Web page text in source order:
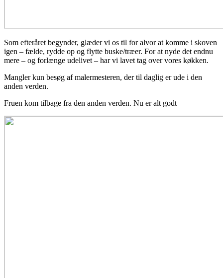
Som efteråret begynder, glæder vi os til for alvor at komme i skoven
igen – fælde, rydde op og flytte buske/træer. For at nyde det endnu
mere – og forlænge udelivet – har vi lavet tag over vores køkken.
Mangler kun besøg af malermesteren, der til daglig er ude i den
anden verden.
Fruen kom tilbage fra den anden verden. Nu er alt godt